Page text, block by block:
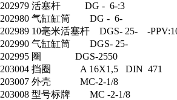
202979 活塞杆 DG - 6-:3
202980 气缸缸筒 DG - 6-
202989 10毫米活塞杆 DGS- 25- -
202990 气缸缸筒 DGS- 25-
202995 圈 DGS-2550
203004 挡圈 A 16X1,5 DIN 471
203007 外壳 MC-2-1/8
203008 型号标牌 MC -2-1/8